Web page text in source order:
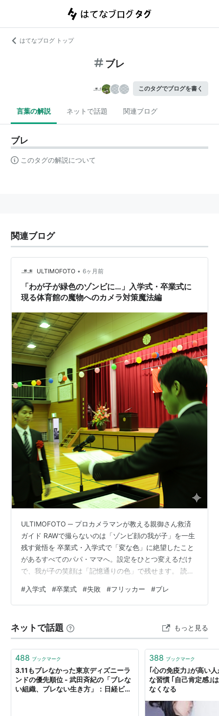
はてなブログ トップ
ブレ
このタグでブログを書く
言葉の解説 ネットで話題 関連ブログ
ブレ
このタグの解説について
関連ブログ
ULTIMOFOTO • 6ヶ月前
「わが子が緑色のゾンビに…」入学式・卒業式に
現る体育館の魔物へのカメラ対策魔法編
ULTIMOFOTO ─ プロカメラマンが教える親御さん救済
ガイド RAWで撮らないのは「ゾンビ顔の我が子」を一生
残す覚悟を 卒業式・入学式で「変な色」に絶望したこと
があるすべてのパパ・ママへ。設定をひとつ変えるだけ
で、我が子の笑顔は「記憶通りの色」で残せます。 読み
の写真見返してたんだけど…うちの子、なんか顔色悪く
ない？ っていうか緑色なんだけど？ あー、それね。体育
パ・ママカメラマンの7割が経験してる「学校行事あるあ
る」なんだよ。 え、私の腕が悪いんじゃなくて？ 腕の問
題じゃない。でも、…
#入学式 #卒業式 #失敗 #フリッカー #ブレ
ネットで話題 もっと見る
488 ブックマーク
3.11もブレなかった東京ディズニーラ
ンドの優先順位 - 武田斉紀の「ブレな
い組織、ブレない生き方」：日経ビジ
388 ブックマーク
｢心の免疫力｣が高い
な習慣 ｢自己肯定感｣
なくなる